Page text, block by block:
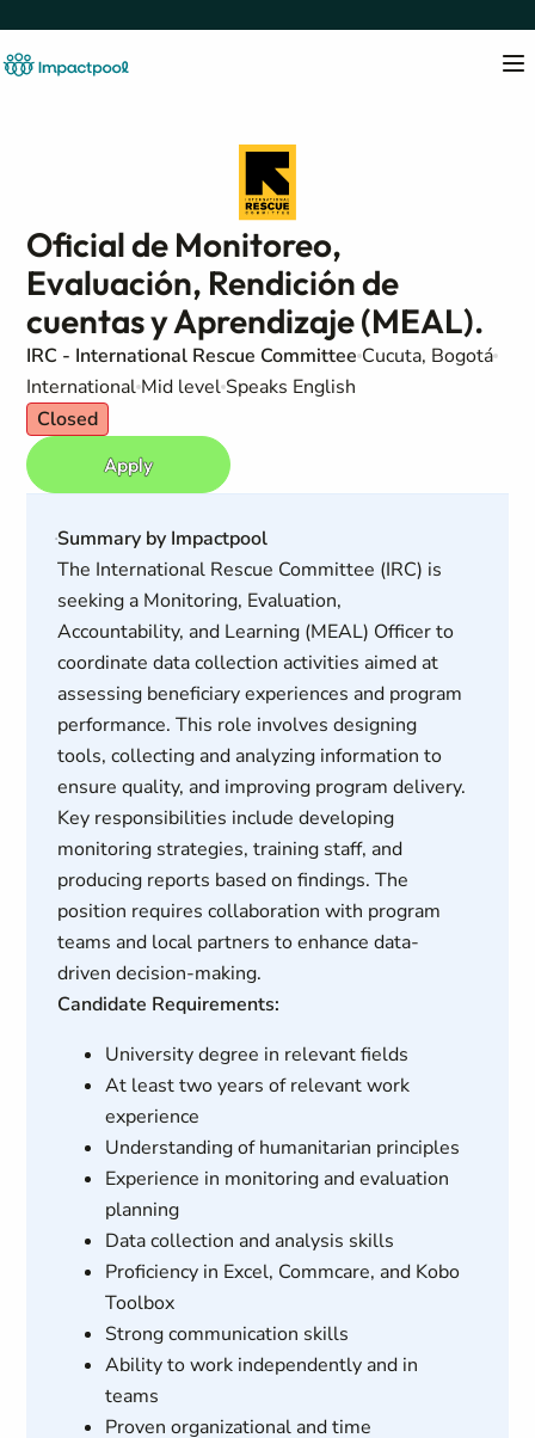
Oficial de Monitoreo,
Evaluación, Rendición de
cuentas y Aprendizaje (MEAL).
IRC - International Rescue Committee Cucuta, Bogotá
International Mid level Speaks English
Closed
Apply
Summary by Impactpool
The International Rescue Committee (IRC) is
seeking a Monitoring, Evaluation,
Accountability, and Learning (MEAL) Officer to
coordinate data collection activities aimed at
assessing beneficiary experiences and program
performance. This role involves designing
tools, collecting and analyzing information to
ensure quality, and improving program delivery.
Key responsibilities include developing
monitoring strategies, training staff, and
producing reports based on findings. The
position requires collaboration with program
teams and local partners to enhance data-
driven decision-making.
Candidate Requirements:
University degree in relevant fields
At least two years of relevant work
experience
Understanding of humanitarian principles
Experience in monitoring and evaluation
planning
Data collection and analysis skills
Proficiency in Excel, Commcare, and Kobo
Toolbox
Strong communication skills
Ability to work independently and in
teams
Proven organizational and time